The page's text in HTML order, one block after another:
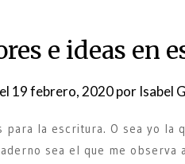
e ideas en
19 febrero, 2020por Isabel
la escritura. O sea yo la
sea el que me observa